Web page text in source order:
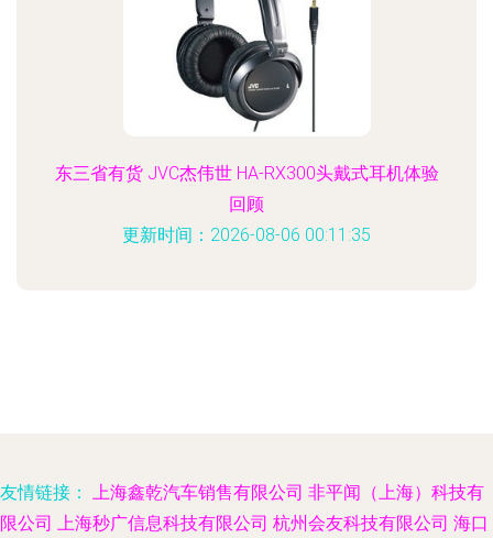
东三省有货 JVC杰伟世 HA-RX300头戴式耳机体验
回顾
更新时间：2026-08-06 00:11:35
友情链接： 上海鑫乾汽车销售有限公司 非平闻（上海）科技有
限公司
上海秒广信息科技有限公司 杭州会友科技有限公司 海口